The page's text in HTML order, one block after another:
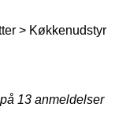
> Køkkenudstyr
13 anmeldelser